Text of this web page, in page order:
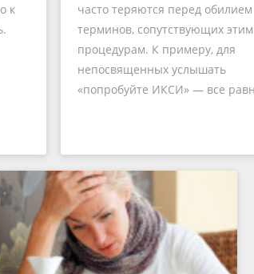
к
часто теряются перед обилием
терминов, сопутствующих этим
процедурам. К примеру, для
непосвященных услышать
«попробуйте ИКСИ» — все